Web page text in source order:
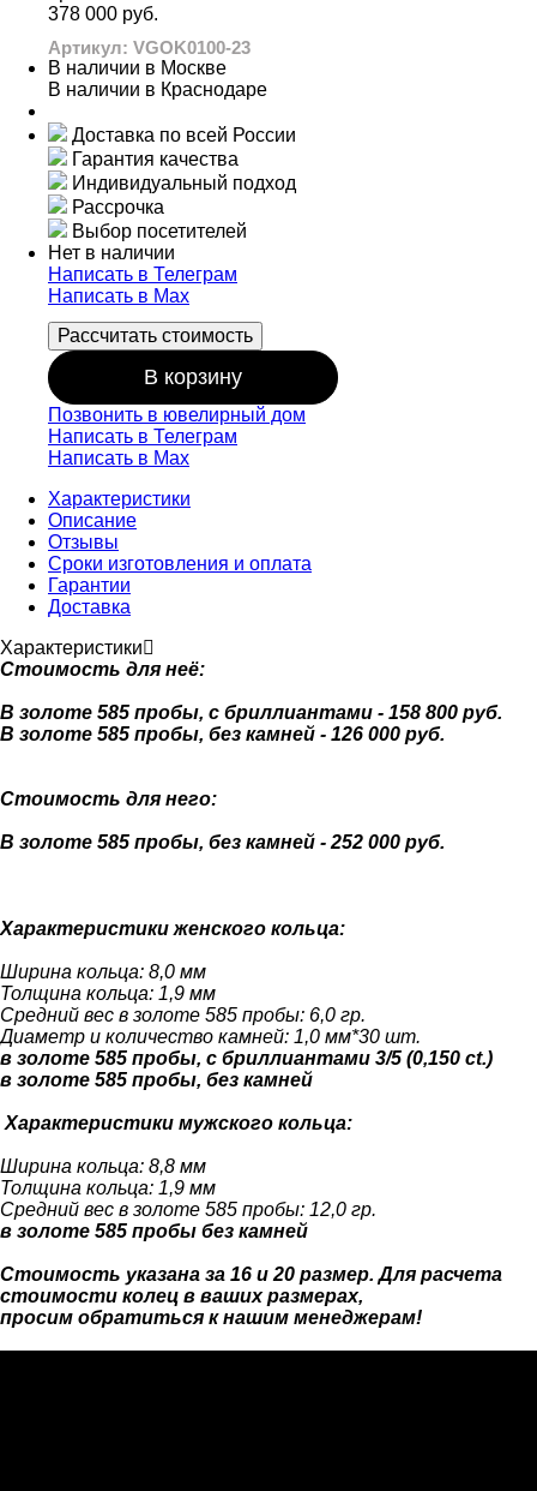
378 000 руб.
Артикул: VGOK0100-23
В наличии в Москве
В наличии в Краснодаре
Доставка по всей России
Гарантия качества
Индивидуальный подход
Рассрочка
Выбор посетителей
Нет в наличии
Написать в Телеграм
Написать в Мах
Рассчитать стоимость
В корзину
Позвонить в ювелирный дом
Написать в Телеграм
Написать в Мах
Характеристики
Описание
Отзывы
Сроки изготовления и оплата
Гарантии
Доставка
Характеристики
Стоимость для неё:
В золоте 585 пробы, с бриллиантами - 158 800 руб.
В золоте 585 пробы, без камней - 126 000 руб.
Стоимость для него:
В золоте 585 пробы, без камней - 252 000 руб.
Характеристики женского кольца:
Ширина кольца: 8,0 мм
Толщина кольца: 1,9 мм
Средний вес в золоте 585 пробы: 6,0 гр.
Диаметр и количество камней: 1,0 мм*30 шт.
в золоте 585 пробы, с бриллиантами 3/5 (0,150 ct.)
в золоте 585 пробы, без камней
Характеристики мужского кольца:
Ширина кольца: 8,8 мм
Толщина кольца: 1,9 мм
Средний вес в золоте 585 пробы: 12,0 гр.
в золоте 585 пробы без камней
Стоимость указана за 16 и 20 размер. Для расчета
стоимости колец в ваших размерах,
просим обратиться к нашим менеджерам!